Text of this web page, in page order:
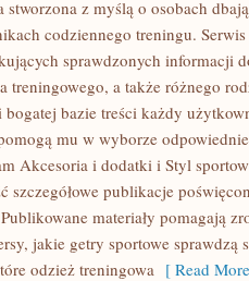
stworzona z myślą o osobach
codziennego treningu.
sprawdzonych informacji
treningowego, a także różnego
bazie treści każdy
mu w wyborze
Akcesoria i dodatki i Styl
szczegółowe publikacje
materiały pomagają
jakie getry sportowe sprawdzą
odzież treningowa [ Read